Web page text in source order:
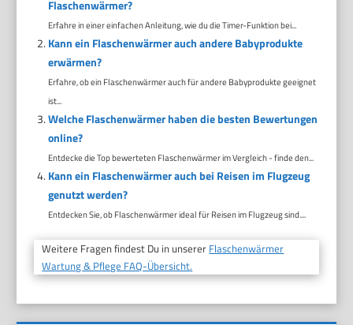
Flaschenwärmer?
Erfahre in einer einfachen Anleitung, wie du die Timer-Funktion bei...
Kann ein Flaschenwärmer auch andere Babyprodukte
erwärmen?
Erfahre, ob ein Flaschenwärmer auch für andere Babyprodukte geeignet
ist...
Welche Flaschenwärmer haben die besten Bewertungen
online?
Entdecke die Top bewerteten Flaschenwärmer im Vergleich - finde den...
Kann ein Flaschenwärmer auch bei Reisen im Flugzeug
genutzt werden?
Entdecken Sie, ob Flaschenwärmer ideal für Reisen im Flugzeug sind....
Weitere Fragen findest Du in unserer Flaschenwärmer
Wartung & Pflege FAQ-Übersicht.